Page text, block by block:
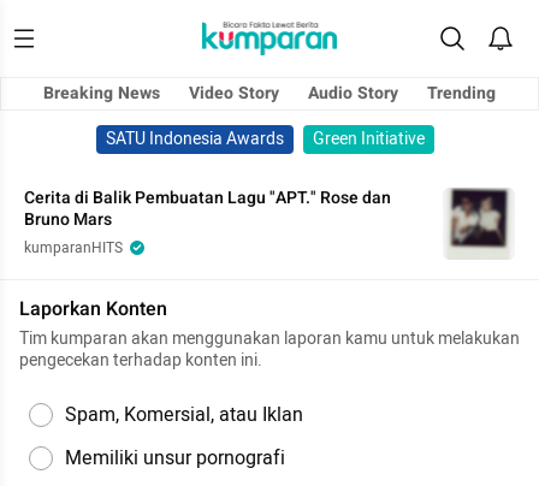
Breaking News Video Story Audio Story
Trending
SATU Indonesia Awards
Green Initiative
Cerita di Balik Pembuatan Lagu "APT." Rose dan
Bruno Mars
kumparanHITS
Laporkan Konten
Tim kumparan akan menggunakan laporan kamu untuk melakukan
pengecekan terhadap konten ini.
Spam, Komersial, atau Iklan
Memiliki unsur pornografi